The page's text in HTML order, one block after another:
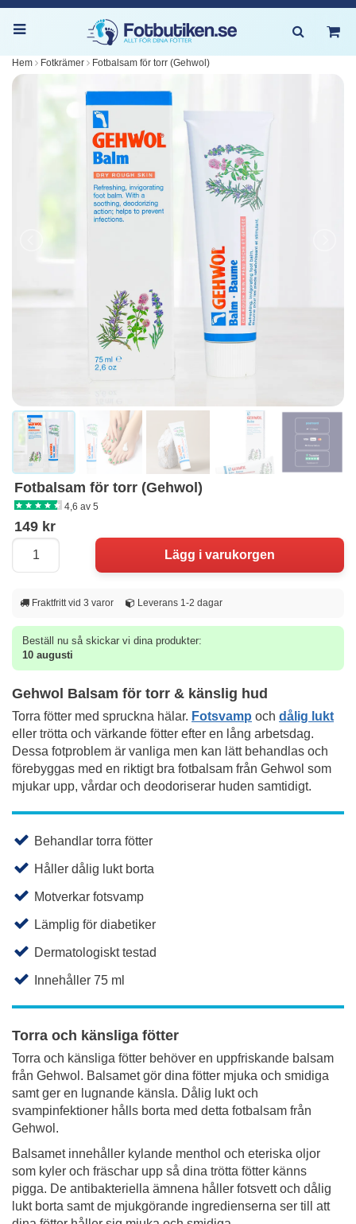
Hem Fotkrämer Fotbalsam för torr (Gehwol)
Fotbalsam för torr (Gehwol)
4,6 av 5
149 kr
Fraktfritt vid 3 varor Leverans 1-2 dagar
Beställ nu så skickar vi dina produkter:
10 augusti
Gehwol Balsam för torr & känslig hud
Torra fötter med spruckna hälar. Fotsvamp och dålig lukt
eller trötta och värkande fötter efter en lång arbetsdag.
Dessa fotproblem är vanliga men kan lätt behandlas och
förebyggas med en riktigt bra fotbalsam från Gehwol som
mjukar upp, vårdar och deodoriserar huden samtidigt.
Behandlar torra fötter
Håller dålig lukt borta
Motverkar fotsvamp
Lämplig för diabetiker
Dermatologiskt testad
Innehåller 75 ml
Torra och känsliga fötter
Torra och känsliga fötter behöver en uppfriskande balsam
från Gehwol. Balsamet gör dina fötter mjuka och smidiga
samt ger en lugnande känsla. Dålig lukt och
svampinfektioner hålls borta med detta fotbalsam från
Gehwol.
Balsamet innehåller kylande menthol och eteriska oljor
som kyler och fräschar upp så dina trötta fötter känns
pigga. De antibakteriella ämnena håller fotsvett och dålig
lukt borta samt de mjukgörande ingredienserna ser till att